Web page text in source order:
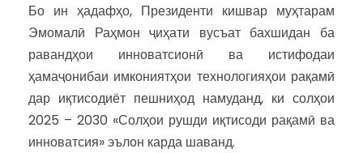
Бо ин ҳадафҳо, Президенти кишвар муҳтарам
Эмомалӣ Раҳмон ҷиҳати вусъат бахшидан ба
равандҳои инноватсионӣ ва истифодаи
ҳамаҷонибаи имкониятҳои технологияҳои рақамӣ
дар иқтисодиёт пешниҳод намуданд, ки солҳои
2025 – 2030 «Солҳои рушди иқтисоди рақамӣ ва
инноватсия» эълон карда шаванд.